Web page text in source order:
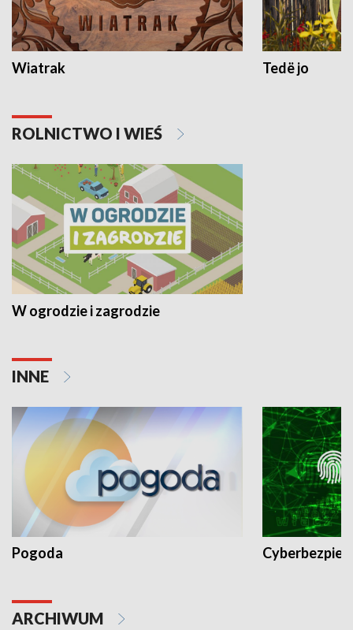
Wiatrak Tedë jo
ROLNICTWO I WIEŚ
W ogrodzie i zagrodzie
INNE
Pogoda
ARCHIWUM